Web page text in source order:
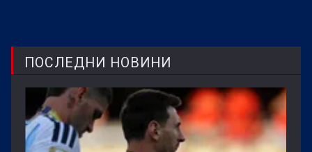
ПОСЛЕДНИ НОВИНИ